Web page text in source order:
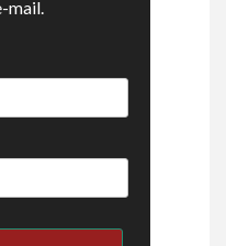
mail.